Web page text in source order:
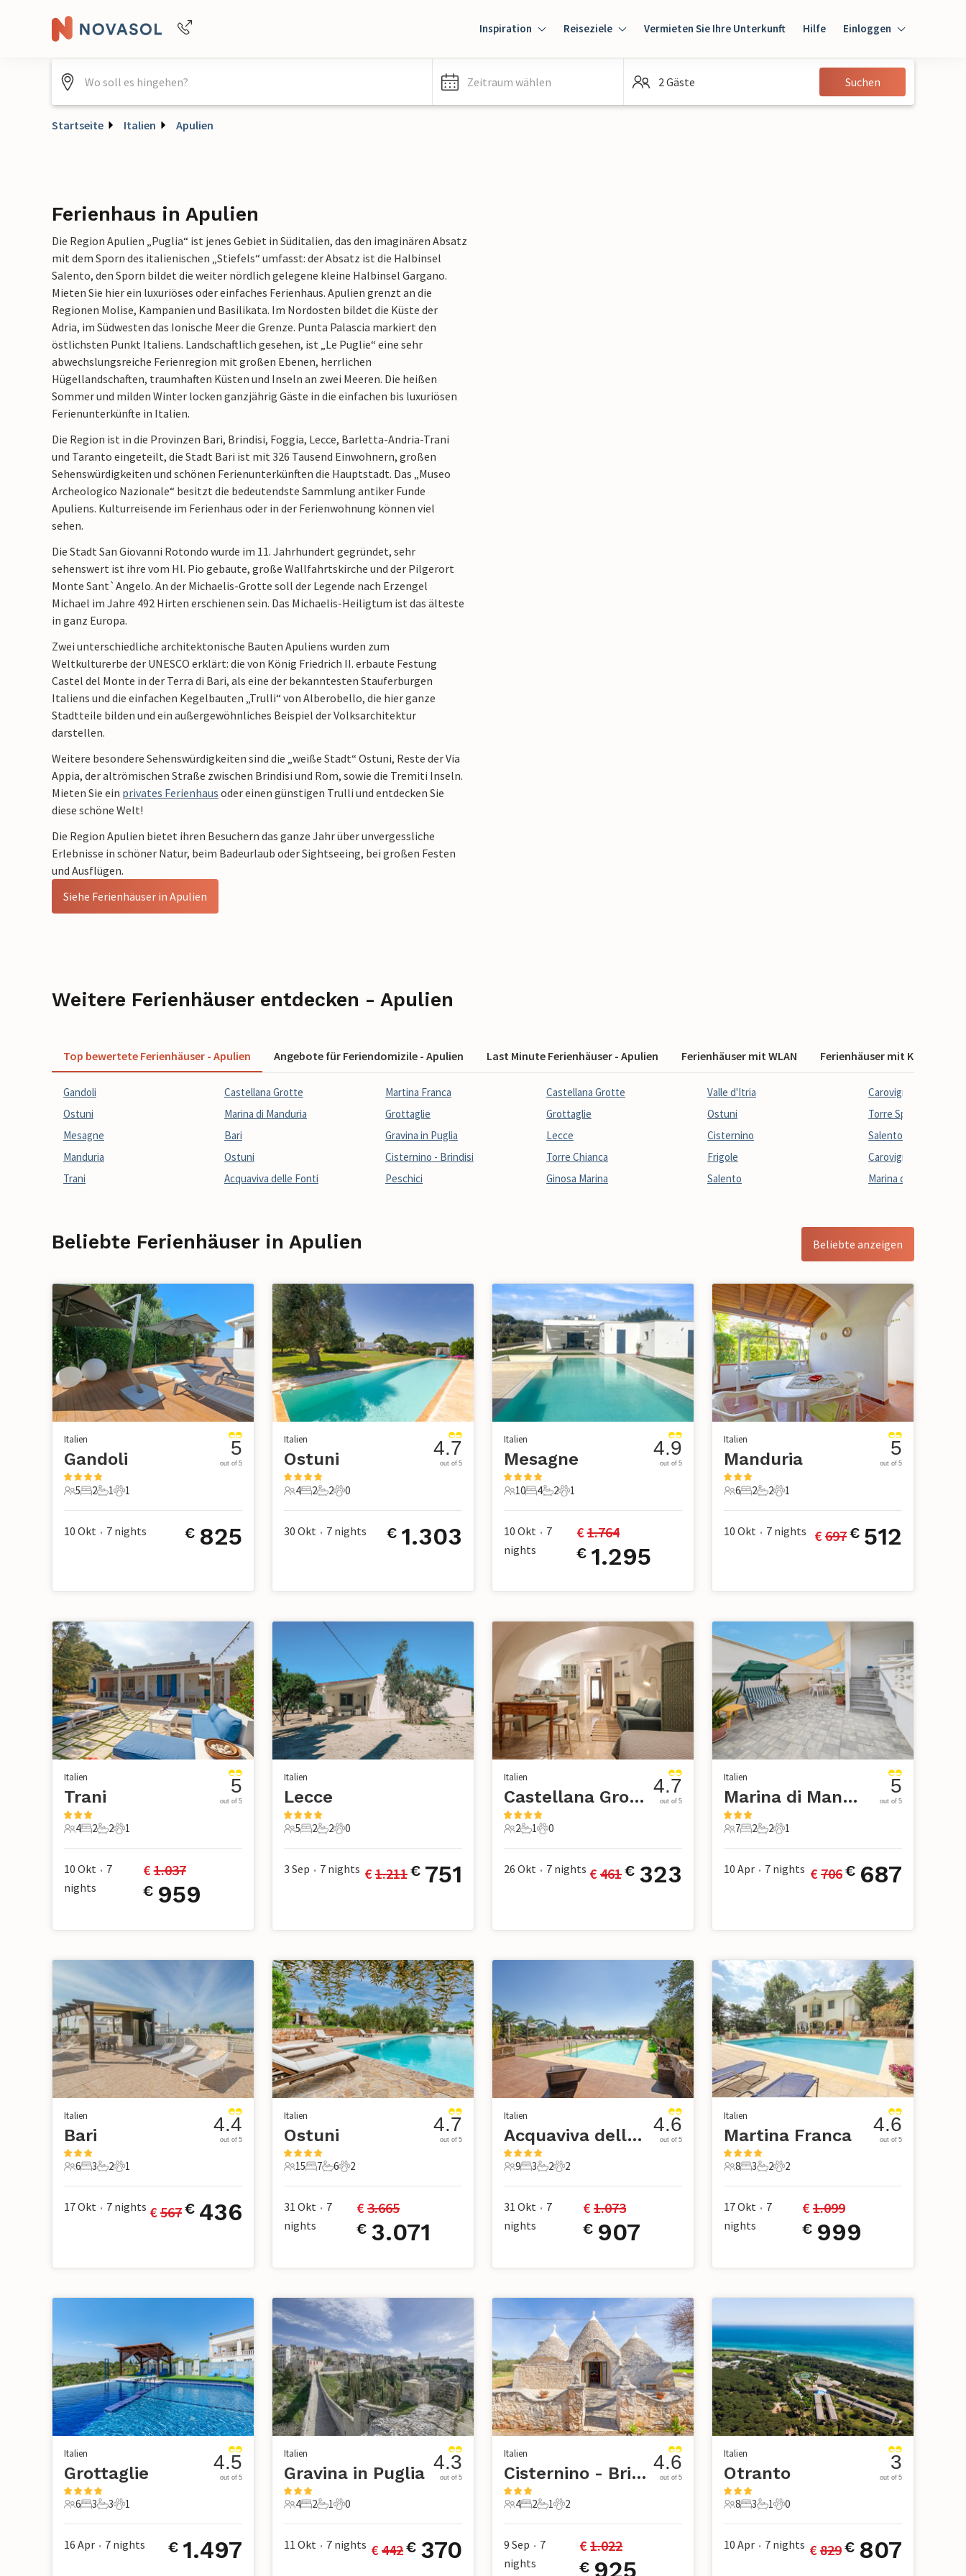
Inspiration Reiseziele Vermieten Sie Ihre Unterkunft Hilfe Einloggen
Einloggen
Gast
Zeitraum wählen 2 Gäste Suchen
Startseite Italien Apulien
Ferienhaus in Apulien
Die Region Apulien „Puglia“ ist jenes Gebiet in Süditalien, das den imaginären Absatz
mit dem Sporn des italienischen „Stiefels“ umfasst: der Absatz ist die Halbinsel
Salento, den Sporn bildet die weiter nördlich gelegene kleine Halbinsel Gargano.
Mieten Sie hier ein luxuriöses oder einfaches Ferienhaus. Apulien grenzt an die
Regionen Molise, Kampanien und Basilikata. Im Nordosten bildet die Küste der
Adria, im Südwesten das Ionische Meer die Grenze. Punta Palascia markiert den
östlichsten Punkt Italiens. Landschaftlich gesehen, ist „Le Puglie“ eine sehr
abwechslungsreiche Ferienregion mit großen Ebenen, herrlichen
Hügellandschaften, traumhaften Küsten und Inseln an zwei Meeren. Die heißen
Sommer und milden Winter locken ganzjährig Gäste in die einfachen bis luxuriösen
Ferienunterkünfte in Italien.
Die Region ist in die Provinzen Bari, Brindisi, Foggia, Lecce, Barletta-Andria-Trani
und Taranto eingeteilt, die Stadt Bari ist mit 326 Tausend Einwohnern, großen
Sehenswürdigkeiten und schönen Ferienunterkünften die Hauptstadt. Das „Museo
Archeologico Nazionale“ besitzt die bedeutendste Sammlung antiker Funde
Apuliens. Kulturreisende im Ferienhaus oder in der Ferienwohnung können viel
sehen.
Die Stadt San Giovanni Rotondo wurde im 11. Jahrhundert gegründet, sehr
sehenswert ist ihre vom Hl. Pio gebaute, große Wallfahrtskirche und der Pilgerort
Monte Sant` Angelo. An der Michaelis-Grotte soll der Legende nach Erzengel
Michael im Jahre 492 Hirten erschienen sein. Das Michaelis-Heiligtum ist das älteste
in ganz Europa.
Zwei unterschiedliche architektonische Bauten Apuliens wurden zum
Weltkulturerbe der UNESCO erklärt: die von König Friedrich II. erbaute Festung
Castel del Monte in der Terra di Bari, als eine der bekanntesten Stauferburgen
Italiens und die einfachen Kegelbauten „Trulli“ von Alberobello, die hier ganze
Stadtteile bilden und ein außergewöhnliches Beispiel der Volksarchitektur
darstellen.
Weitere besondere Sehenswürdigkeiten sind die „weiße Stadt“ Ostuni, Reste der Via
Appia, der altrömischen Straße zwischen Brindisi und Rom, sowie die Tremiti Inseln.
Mieten Sie ein privates Ferienhaus oder einen günstigen Trulli und entdecken Sie
diese schöne Welt!
Die Region Apulien bietet ihren Besuchern das ganze Jahr über unvergessliche
Erlebnisse in schöner Natur, beim Badeurlaub oder Sightseeing, bei großen Festen
und Ausflügen.
Siehe Ferienhäuser in Apulien
Weitere Ferienhäuser entdecken - Apulien
Top bewertete Ferienhäuser - Apulien Angebote für Feriendomizile - Apulien Last Minute Ferienhäuser - Apulien Ferienhäuser mit WLAN Ferienhäuser mit
Gandoli
Ostuni
Mesagne
Manduria
Trani
Castellana Grotte
Marina di Manduria
Bari
Ostuni
Acquaviva delle Fonti
Martina Franca
Grottaglie
Gravina in Puglia
Cisternino - Brindisi
Peschici
Castellana Grotte
Grottaglie
Lecce
Torre Chianca
Ginosa Marina
Valle d'Itria
Ostuni
Cisternino
Frigole
Salento
Carovigno
Torre Specchia
Salento
Carovigno
Marina di Lizzano
Beliebte Ferienhäuser in Apulien Beliebte anzeigen
Italien
Gandoli
5 Gäste
5
2 Schlafzimmer
2
1 Badezimmer
1
1 Haustier
1
5
out of 5
10 Okt • 7 nights € 825
Italien
Ostuni
4 Gäste
4
2 Schlafzimmer
2
2 Badezimmer
2
0 Haustiere
0
4.7
out of 5
30 Okt • 7 nights € 1.303
Italien
Mesagne
10 Gäste
10
4 Schlafzimmer
4
2 Badezimmer
2
1 Haustier
1
4.9
out of 5
10 Okt • 7
nights
€ 1.764
€ 1.295
Italien
Manduria
6 Gäste
6
2 Schlafzimmer
2
2 Badezimmer
2
1 Haustier
1
5
out of 5
10 Okt • 7 nights € 697€ 512
Italien
Trani
4 Gäste
4
2 Schlafzimmer
2
2 Badezimmer
2
1 Haustier
1
5
out of 5
10 Okt • 7
nights
€ 1.037
€ 959
Italien
Lecce
5 Gäste
5
2 Schlafzimmer
2
2 Badezimmer
2
0 Haustiere
0
3 Sep • 7 nights € 1.211€ 751
Italien
Castellana Grotte
2 Gäste
2
1 Badezimmer
1
0 Haustiere
0
4.7
out of 5
26 Okt • 7 nights € 461€ 323
Italien
Marina di Manduria
7 Gäste
7
2 Schlafzimmer
2
2 Badezimmer
2
1 Haustier
1
5
out of 5
10 Apr • 7 nights € 706€ 687
Italien
Bari
6 Gäste
6
3 Schlafzimmer
3
2 Badezimmer
2
1 Haustier
1
4.4
out of 5
17 Okt • 7 nights € 567€ 436
Italien
Ostuni
15 Gäste
15
7 Schlafzimmer
7
6 Badezimmer
6
2 Haustiere
2
4.7
out of 5
31 Okt • 7
nights
€ 3.665
€ 3.071
Italien
Acquaviva delle Fonti
9 Gäste
9
3 Schlafzimmer
3
2 Badezimmer
2
2 Haustiere
2
4.6
out of 5
31 Okt • 7
nights
€ 1.073
€ 907
Italien
Martina Franca
8 Gäste
8
3 Schlafzimmer
3
2 Badezimmer
2
2 Haustiere
2
4.6
out of 5
17 Okt • 7
nights
€ 1.099
€ 999
Italien
Grottaglie
6 Gäste
6
3 Schlafzimmer
3
3 Badezimmer
3
1 Haustier
1
4.5
out of 5
16 Apr • 7 nights € 1.497
Italien
Gravina in Puglia
4 Gäste
4
2 Schlafzimmer
2
1 Badezimmer
1
0 Haustiere
0
4.3
out of 5
11 Okt • 7 nights € 442€ 370
Italien
Cisternino - Brindisi
4 Gäste
4
2 Schlafzimmer
2
1 Badezimmer
1
2 Haustiere
2
4.6
out of 5
9 Sep • 7
nights
€ 1.022
€ 925
Italien
Otranto
8 Gäste
8
3 Schlafzimmer
3
1 Badezimmer
1
0 Haustiere
0
3
out of 5
10 Apr • 7 nights € 829€ 807